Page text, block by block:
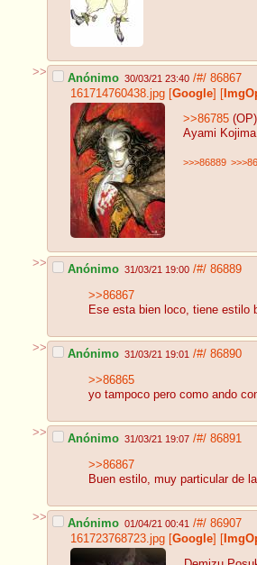
>> Anónimo 30/03/21 23:40 /#/ 86867
161714760438.jpg [Google] [
>>86785 (OP)
Ayami
>>>86889
>> Anónimo 31/03/21 19:00 /#/ 86889
>>86867
Ese esta bien loco, tiene estilo
>> Anónimo 31/03/21 19:01 /#/ 86890
>>86865
yo tampoco pero como ando
>> Anónimo 31/03/21 19:07 /#/ 86891
>>86867
Buen estilo, muy particular de
>> Anónimo 01/04/21 00:41 /#/ 86907
161723768723.jpg [Google] [